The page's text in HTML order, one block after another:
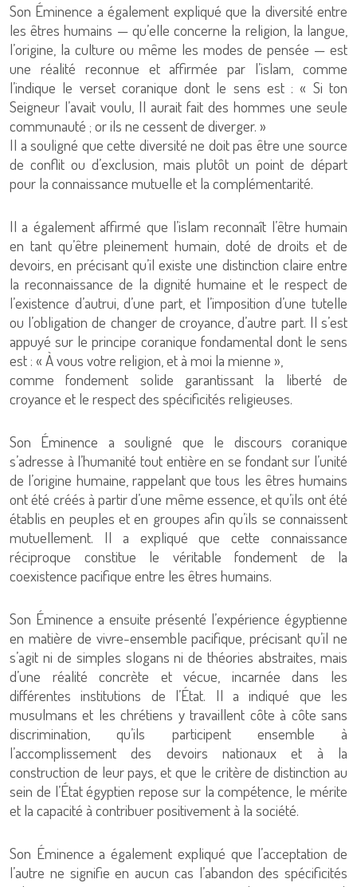
Son Éminence a également expliqué que la diversité entre
les êtres humains — qu’elle concerne la religion, la langue,
l’origine, la culture ou même les modes de pensée — est
une réalité reconnue et affirmée par l’islam, comme
l’indique le verset coranique dont le sens est : « Si ton
Seigneur l’avait voulu, Il aurait fait des hommes une seule
communauté ; or ils ne cessent de diverger. »
Il a souligné que cette diversité ne doit pas être une source
de conflit ou d’exclusion, mais plutôt un point de départ
pour la connaissance mutuelle et la complémentarité.
Il a également affirmé que l’islam reconnaît l’être humain
en tant qu’être pleinement humain, doté de droits et de
devoirs, en précisant qu’il existe une distinction claire entre
la reconnaissance de la dignité humaine et le respect de
l’existence d’autrui, d’une part, et l’imposition d’une tutelle
ou l’obligation de changer de croyance, d’autre part. Il s’est
appuyé sur le principe coranique fondamental dont le sens
est : « À vous votre religion, et à moi la mienne »,
comme fondement solide garantissant la liberté de
croyance et le respect des spécificités religieuses.
Son Éminence a souligné que le discours coranique
s’adresse à l’humanité tout entière en se fondant sur l’unité
de l’origine humaine, rappelant que tous les êtres humains
ont été créés à partir d’une même essence, et qu’ils ont été
établis en peuples et en groupes afin qu’ils se connaissent
mutuellement. Il a expliqué que cette connaissance
réciproque constitue le véritable fondement de la
coexistence pacifique entre les êtres humains.
Son Éminence a ensuite présenté l’expérience égyptienne
en matière de vivre-ensemble pacifique, précisant qu’il ne
s’agit ni de simples slogans ni de théories abstraites, mais
d’une réalité concrète et vécue, incarnée dans les
différentes institutions de l’État. Il a indiqué que les
musulmans et les chrétiens y travaillent côte à côte sans
discrimination, qu’ils participent ensemble à
l’accomplissement des devoirs nationaux et à la
construction de leur pays, et que le critère de distinction au
sein de l’État égyptien repose sur la compétence, le mérite
et la capacité à contribuer positivement à la société.
Son Éminence a également expliqué que l’acceptation de
l’autre ne signifie en aucun cas l’abandon des spécificités